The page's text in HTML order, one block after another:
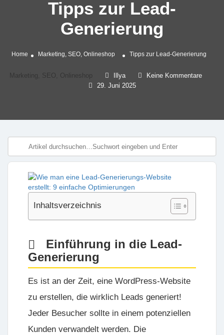
Tipps zur Lead-
Generierung
Home Marketing, SEO, Onlineshop Tipps zur Lead-Generierung
Marketing, SEO, Onlineshop Illya
Keine Kommentare
29. Juni 2025
Inhaltsverzeichnis
Einführung in die Lead-
Generierung
Es ist an der Zeit, eine WordPress-Website
zu erstellen, die wirklich Leads generiert!
Jeder Besucher sollte in einem potenziellen
Kunden verwandelt werden. Die